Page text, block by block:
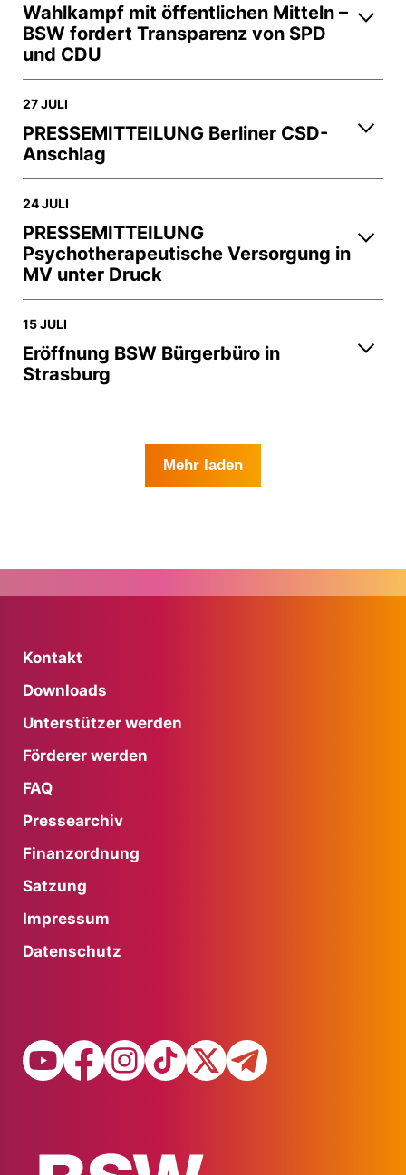
Wahlkampf mit öffentlichen Mitteln –
BSW fordert Transparenz von SPD
und CDU
27 JULI
PRESSEMITTEILUNG Berliner CSD-
Anschlag
24 JULI
PRESSEMITTEILUNG
Psychotherapeutische Versorgung in
MV unter Druck
15 JULI
Eröffnung BSW Bürgerbüro in
Strasburg
Mehr laden
Kontakt
Downloads
Unterstützer werden
Förderer werden
FAQ
Pressearchiv
Finanzordnung
Satzung
Impressum
Datenschutz